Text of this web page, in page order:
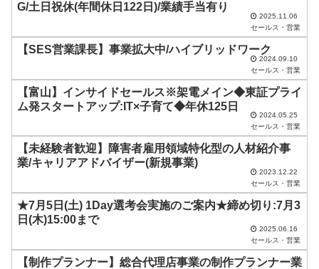
は
に
く
だ
さ
。
G/土日祝休(年間休日122日)/業績手当有り
2025.11.06
セールス・営業
【SES営業課長】事業拡大中/ハイブリッドワーク
2024.09.10
セールス・営業
【富山】インサイドセールス※架電メイン◆東証プライ
ム発スタートアップ:IT×子育て◆年休125日
2024.05.25
セールス・営業
【未経験者歓迎】障害者雇用領域特化型の人材紹介事
業/キャリアアドバイザー(新規事業)
2023.12.22
セールス・営業
★7月5日(土) 1Day選考会実施のご案内★締め切り:7月3
日(木)15:00まで
2025.06.16
セールス・営業
【制作プランナー】総合代理店事業の制作プランナー業